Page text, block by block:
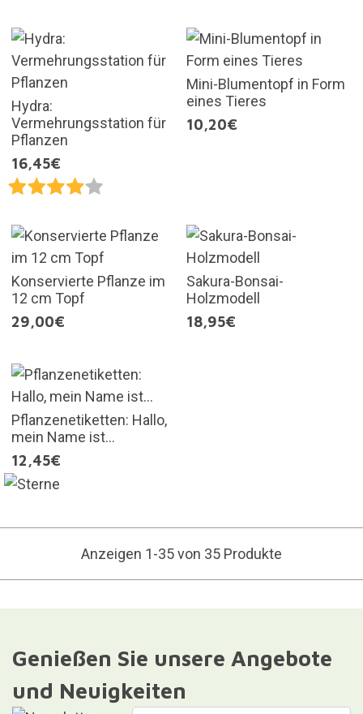
Hydra:
Vermehrungsstation für
Pflanzen
16,45€
Mini-Blumentopf in Form
eines Tieres
10,20€
Konservierte Pflanze im
12 cm Topf
29,00€
Sakura-Bonsai-
Holzmodell
18,95€
Pflanzenetiketten: Hallo,
mein Name ist...
12,45€
Anzeigen 1-35 von 35 Produkte
Genießen Sie unsere Angebote
und Neuigkeiten